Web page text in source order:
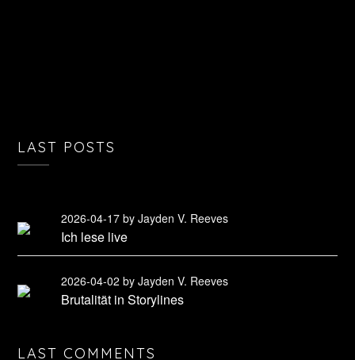
LAST POSTS
2026-04-17by Jayden V. Reeves
Ich lese live
2026-04-02by Jayden V. Reeves
Brutalität in Storylines
LAST COMMENTS